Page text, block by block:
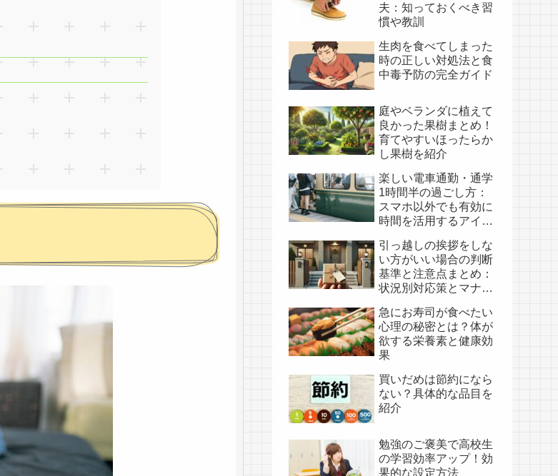
夫：知っておくべき習
慣や教訓
生肉を食べてしまった
時の正しい対処法と食
中毒予防の完全ガイド
庭やベランダに植えて
良かった果樹まとめ！
育てやすいほったらか
し果樹を紹介
楽しい電車通勤・通学
1時間半の過ごし方：
スマホ以外でも有効に
時間を活用するアイデ
引っ越しの挨拶をしな
い方がいい場合の判断
基準と注意点まとめ：
状況別対応策とマナー
急にお寿司が食べたい
心理の秘密とは？体が
欲する栄養素と健康効
果
買いだめは節約になら
ない？具体的な品目を
紹介
勉強のご褒美で高校生
の学習効率アップ！効
果的な設定方法